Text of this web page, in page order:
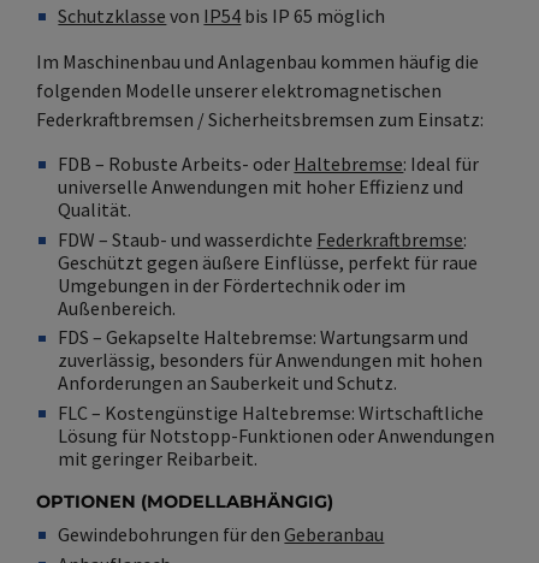
Schutzklasse von IP54 bis IP 65 möglich
Im Maschinenbau und Anlagenbau kommen häufig die
folgenden Modelle unserer elektromagnetischen
Federkraftbremsen / Sicherheitsbremsen zum Einsatz:
FDB – Robuste Arbeits- oder Haltebremse: Ideal für
universelle Anwendungen mit hoher Effizienz und
Qualität.
FDW – Staub- und wasserdichte Federkraftbremse:
Geschützt gegen äußere Einflüsse, perfekt für raue
Umgebungen in der Fördertechnik oder im
Außenbereich.
FDS – Gekapselte Haltebremse: Wartungsarm und
zuverlässig, besonders für Anwendungen mit hohen
Anforderungen an Sauberkeit und Schutz.
FLC – Kostengünstige Haltebremse: Wirtschaftliche
Lösung für Notstopp-Funktionen oder Anwendungen
mit geringer Reibarbeit.
OPTIONEN (MODELLABHÄNGIG)
Gewindebohrungen für denGeberanbau